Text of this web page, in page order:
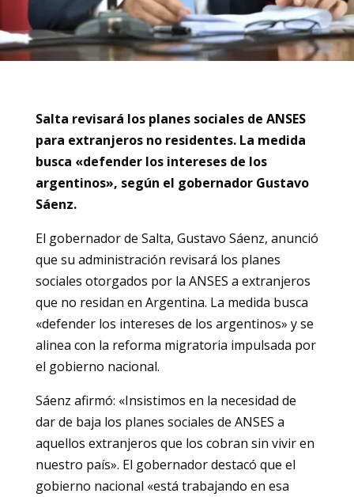
Salta revisará los planes sociales de ANSES
para extranjeros no residentes. La medida
busca «defender los intereses de los
argentinos», según el gobernador Gustavo
Sáenz.
El gobernador de Salta, Gustavo Sáenz, anunció
que su administración revisará los planes
sociales otorgados por la ANSES a extranjeros
que no residan en Argentina. La medida busca
«defender los intereses de los argentinos» y se
alinea con la reforma migratoria impulsada por
el gobierno nacional.
Sáenz afirmó: «Insistimos en la necesidad de
dar de baja los planes sociales de ANSES a
aquellos extranjeros que los cobran sin vivir en
nuestro país». El gobernador destacó que el
gobierno nacional «está trabajando en esa